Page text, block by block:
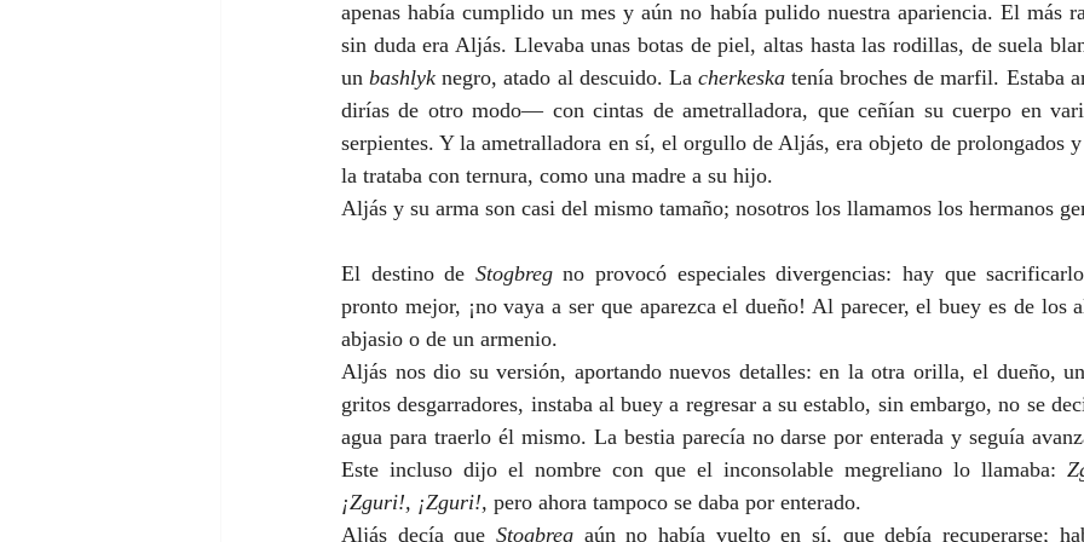
apenas había cumplido un mes y aún no había pulido nuestra apariencia. El más
sin duda era Aljás. Llevaba unas botas de piel, altas hasta las rodillas, de suela
un bashlyk negro, atado al descuido. La cherkeska tenía broches de marfil. Estaba
dirías de otro modo— con cintas de ametralladora, que ceñían su cuerpo en
serpientes. Y la ametralladora en sí, el orgullo de Aljás, era objeto de prolongados
la trataba con ternura, como una madre a su hijo.
Aljás y su arma son casi del mismo tamaño; nosotros los llamamos los hermanos
El destino de Stogbreg no provocó especiales divergencias: hay que
pronto mejor, ¡no vaya a ser que aparezca el dueño! Al parecer, el buey es de los
abjasio o de un armenio.
Aljás nos dio su versión, aportando nuevos detalles: en la otra orilla, el dueño,
gritos desgarradores, instaba al buey a regresar a su establo, sin embargo, no se
agua para traerlo él mismo. La bestia parecía no darse por enterada y seguía
Este incluso dijo el nombre con que el inconsolable megreliano lo llamaba:
¡Zguri!, ¡Zguri!, pero ahora tampoco se daba por enterado.
Aljás decía que Stogbreg aún no había vuelto en sí, que debía recuperarse;